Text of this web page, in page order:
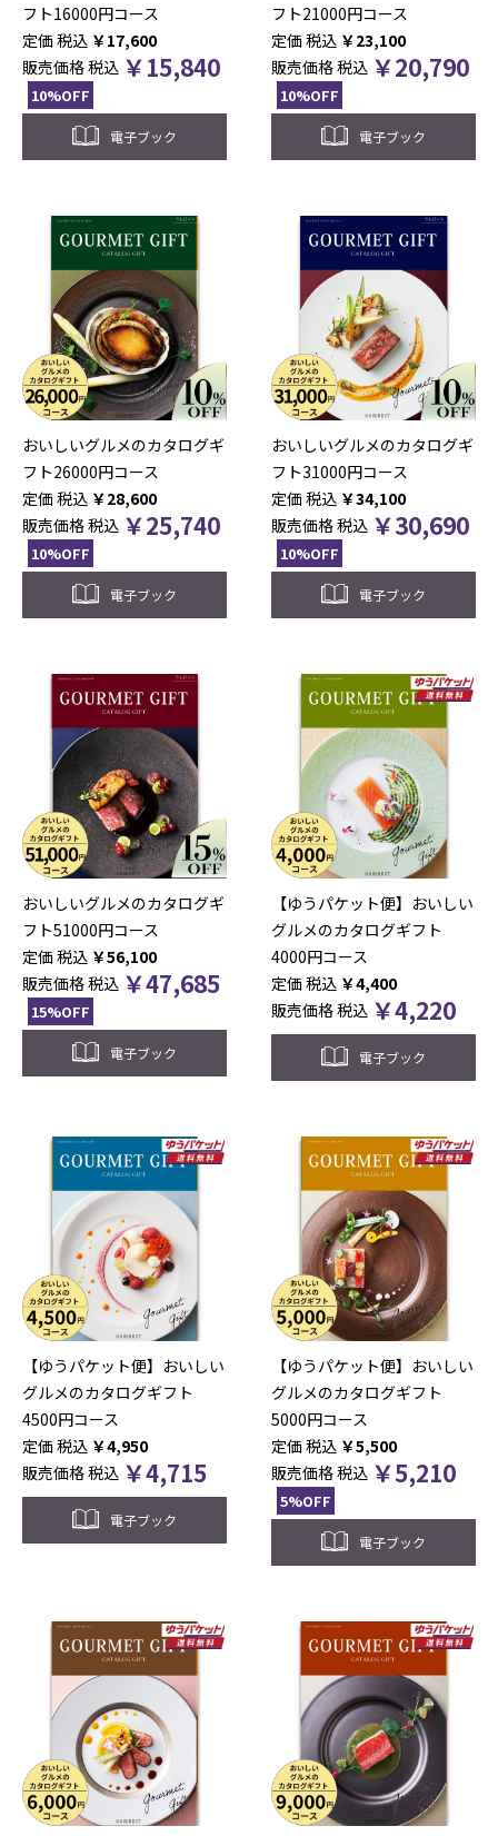
フト16000円コース
税込 ￥17,600
販売価格税込 ￥15,840
10%OFF
電子ブック
フト21000円コース
税込 ￥23,100
販売価格税込 ￥20,790
10%OFF
電子ブック
おいしいグルメのカタログギ
フト26000円コース
税込 ￥28,600
販売価格税込 ￥25,740
10%OFF
電子ブック
おいしいグルメのカタログギ
フト31000円コース
税込 ￥34,100
販売価格税込 ￥30,690
10%OFF
電子ブック
おいしいグルメのカタログギ
フト51000円コース
税込 ￥56,100
販売価格税込 ￥47,685
15%OFF
電子ブック
【ゆうパケット便】おいしい
グルメのカタログギフト
4000円コース
税込 ￥4,400
販売価格税込 ￥4,220
電子ブック
【ゆうパケット便】おいしい
グルメのカタログギフト
4500円コース
税込 ￥4,950
販売価格税込 ￥4,715
電子ブック
【ゆうパケット便】おいしい
グルメのカタログギフト
5000円コース
税込 ￥5,500
販売価格税込 ￥5,210
5%OFF
電子ブック